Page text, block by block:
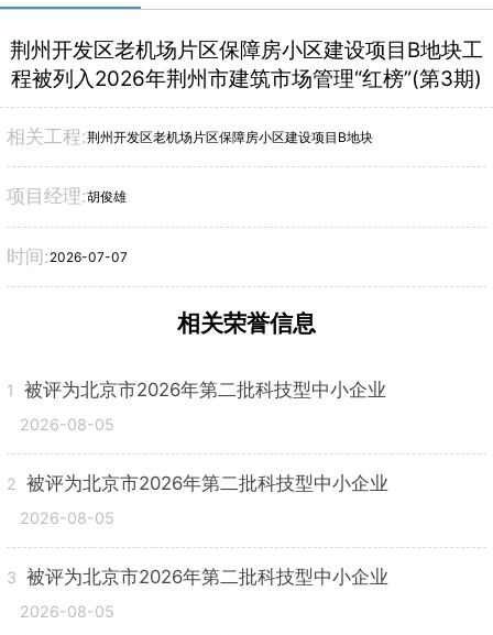
荆州开发区老机场片区保障房小区建设项目B地块工
程被列入2026年荆州市建筑市场管理“红榜”(第3期)
相关工程:荆州开发区老机场片区保障房小区建设项目B地块
项目经理:胡俊雄
时间: 2026-07-07
相关荣誉信息
1 被评为北京市2026年第二批科技型中小企业
2026-08-05
2 被评为北京市2026年第二批科技型中小企业
2026-08-05
3 被评为北京市2026年第二批科技型中小企业
2026-08-05